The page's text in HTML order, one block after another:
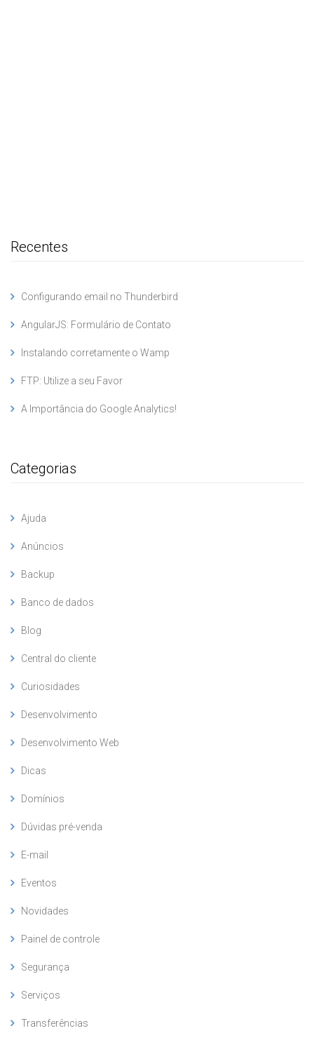
Recentes
Configurando email no Thunderbird
AngularJS: Formulário de Contato
Instalando corretamente o Wamp
FTP: Utilize a seu Favor
A Importância do Google Analytics!
Categorias
Ajuda
Anúncios
Backup
Banco de dados
Blog
Central do cliente
Curiosidades
Desenvolvimento
Desenvolvimento Web
Dicas
Domínios
Dúvidas pré-venda
E-mail
Eventos
Novidades
Painel de controle
Segurança
Serviços
Transferências